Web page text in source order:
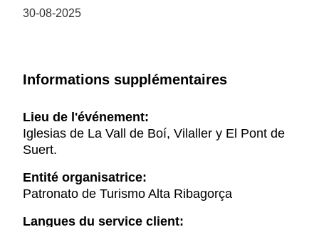
30-08-2025
Informations supplémentaires
Lieu de l'événement:
Iglesias de La Vall de Boí, Vilaller y El Pont de
Suert.
Entité organisatrice:
Patronato de Turismo Alta Ribagorça
Langues du service client: